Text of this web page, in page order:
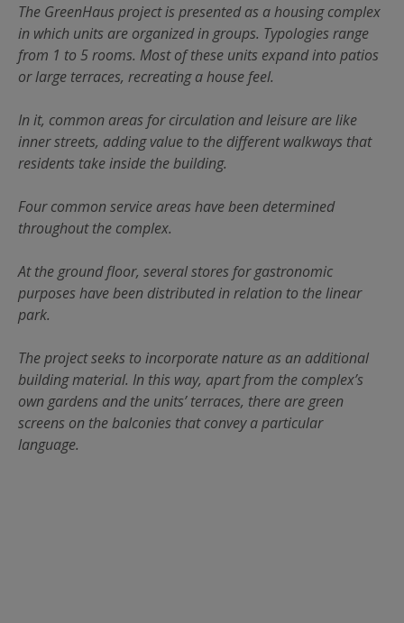
The GreenHaus project is presented as a housing complex
in which units are organized in groups. Typologies range
from 1 to 5 rooms. Most of these units expand into patios
or large terraces, recreating a house feel.
In it, common areas for circulation and leisure are like
inner streets, adding value to the different walkways that
residents take inside the building.
Four common service areas have been determined
throughout the complex.
At the ground floor, several stores for gastronomic
purposes have been distributed in relation to the linear
park.
The project seeks to incorporate nature as an additional
building material. In this way, apart from the complex’s
own gardens and the units’ terraces, there are green
screens on the balconies that convey a particular
language.